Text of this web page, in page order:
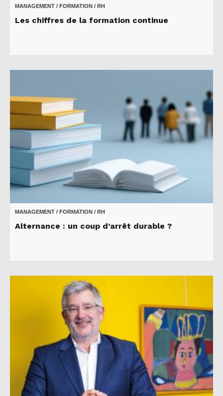
MANAGEMENT / FORMATION / RH
Les chiffres de la formation continue
MANAGEMENT / FORMATION / RH
Alternance : un coup d’arrêt durable ?